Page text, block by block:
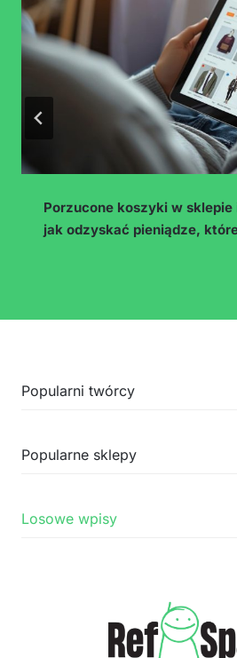
YouTube Automation – czy
zarabiać bez nagrywania
Popularni twórcy
Popularne sklepy
Losowe wpisy